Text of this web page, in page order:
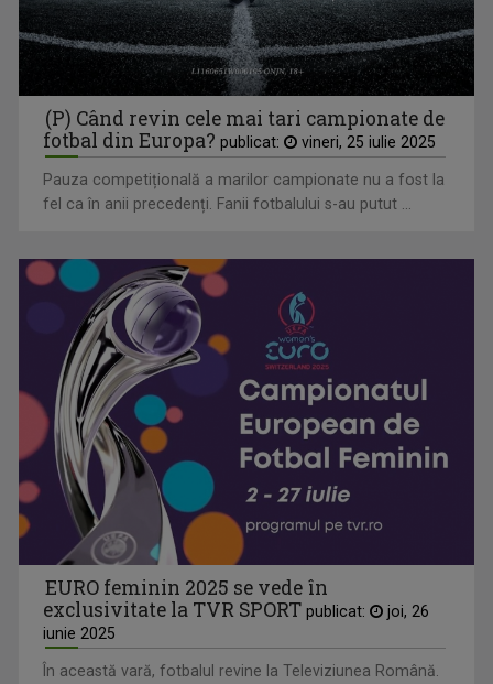
Campionatelor Europene de canotaj de la Varese
(P) Când revin cele mai tari campionate de
fotbal din Europa? publicat: vineri, 25 iulie 2025
Pauza competițională a marilor campionate nu a fost la
fel ca în anii precedenți. Fanii fotbalului s-au putut ...
EURO feminin 2025 se vede în
exclusivitate la TVR SPORT publicat:
joi, 26
iunie 2025
În această vară, fotbalul revine la Televiziunea Română.